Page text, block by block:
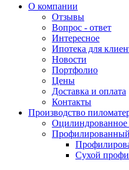
О компании
Отзывы
Вопрос - ответ
Интересное
Ипотека для
Новости
Портфолио
Цены
Доставка и оплата
Контакты
Производство
Оцилиндрованное
Сухой